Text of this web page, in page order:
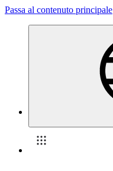
Passa al contenuto principale